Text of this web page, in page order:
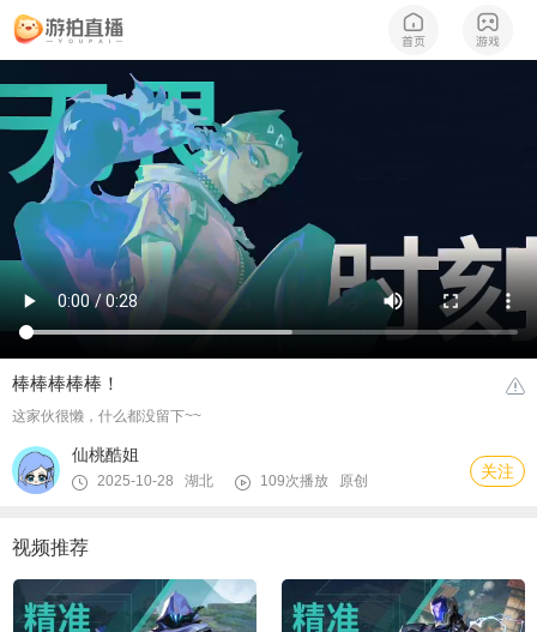
棒棒棒棒棒！
这家伙很懒，什么都没留下~~
仙桃酷姐
2025-10-28 湖北 109次播放 原创 关注
视频推荐